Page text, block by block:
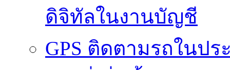
ดิจิทัลในงานบัญชี
GPS ติดตามรถในป